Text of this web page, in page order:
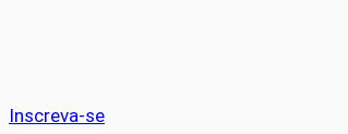
Inscreva-se